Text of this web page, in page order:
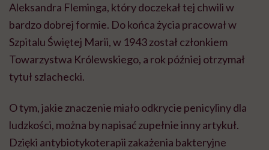
Aleksandra Fleminga, który doczekał tej chwili w
bardzo dobrej formie. Do końca życia pracował w
Szpitalu Świętej Marii, w 1943 został członkiem
Towarzystwa Królewskiego, a rok później otrzymał
tytuł szlachecki.
O tym, jakie znaczenie miało odkrycie penicyliny dla
ludzkości, można by napisać zupełnie inny artykuł.
Dzięki antybiotykoterapii zakażenia bakteryjne